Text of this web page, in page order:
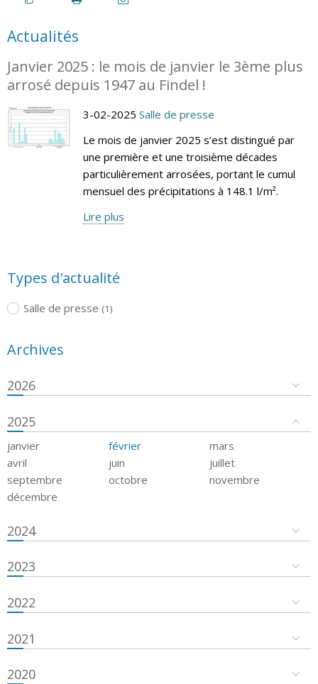
Actualités
Janvier 2025 : le mois de janvier le 3ème plus
arrosé depuis 1947 au Findel !
3-02-2025 Salle de presse
Le mois de janvier 2025 s’est distingué par
une première et une troisième décades
particulièrement arrosées, portant le cumul
mensuel des précipitations à 148.1 l/m².
Lire plus
Types d'actualité
Salle de presse (1)
Archives
2026
2025
janvier février
mars
avril
juin
juillet
septembre
octobre
novembre
décembre
2024
2023
2022
2021
2020